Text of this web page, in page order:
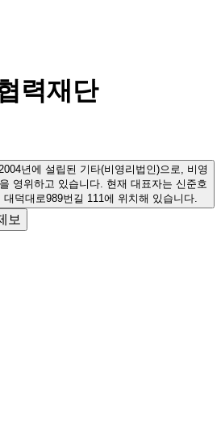
력재단
년에 설립된 기타(비영리법인)으로, 비영
영위하고 있습니다. 현재 대표자는 신준호
덕대로989번길 111에 위치해 있습니다.
보